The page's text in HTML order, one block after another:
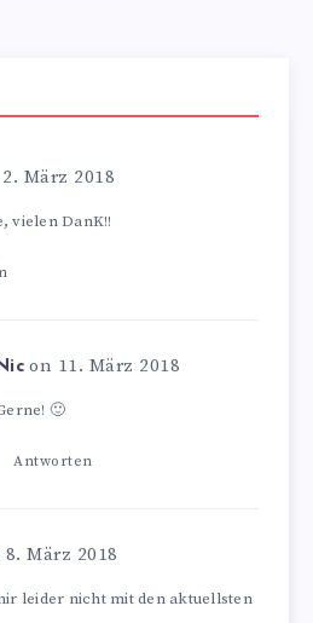
März 2018
vielen DanK!!
Nic on 11. März 2018
🙂
Antworten
März 2018
leider nicht mit den aktuellsten